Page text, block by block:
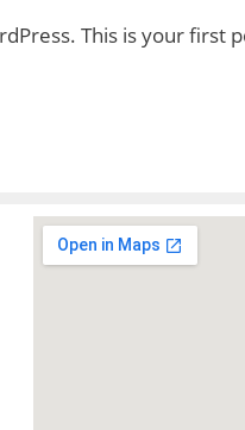
This is your first